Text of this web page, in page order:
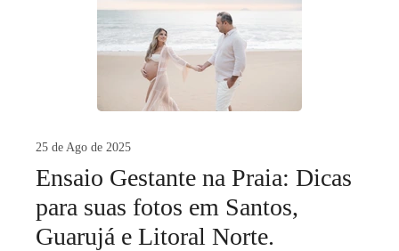
25 de Ago de 2025
Ensaio Gestante na Praia: Dicas
para suas fotos em Santos,
Guarujá e Litoral Norte.